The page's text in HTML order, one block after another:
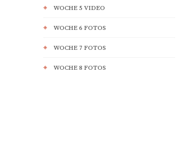
WOCHE 5 VIDEO
WOCHE 6 FOTOS
WOCHE 7 FOTOS
WOCHE 8 FOTOS